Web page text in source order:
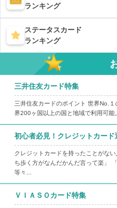
ランキング
ステータスカード
ランキング
三井住友カード特集
三井住友カードのポイント 世界No.
界200ヶ国以上の国と地域で利用可能
初心者必見！クレジットカー
クレジットカードを持ったことがな
ち歩く方がなんだかんだ言って楽」
等々...
ＶＩＡＳＯカード特集